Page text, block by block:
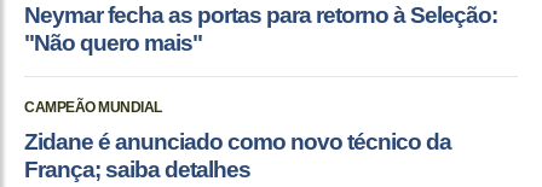
Neymar fecha as portas para retorno à Seleção:
"Não quero mais"
CAMPEÃO MUNDIAL
Zidane é anunciado como novo técnico da
França; saiba detalhes